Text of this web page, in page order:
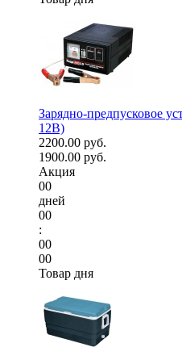
Зарядно-предпусковое
12В)
2200.00 руб.
1900.00 руб.
Акция
00
дней
00
:
00
00
Товар дня